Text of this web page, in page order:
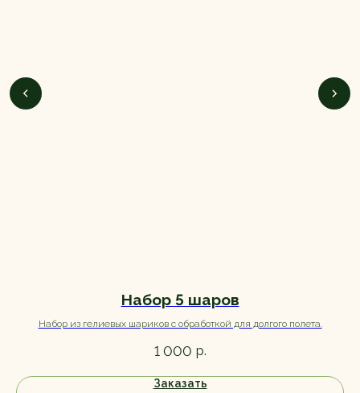
Набор 5 шаров
Набор из гелиевых шариков с обработкой для долгого полета.
1 000 р.
Заказать